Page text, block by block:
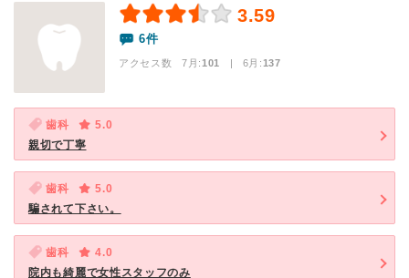
3.59
6件
アクセス数 7月:101 | 6月:137
歯科
5.0
親切で丁寧
歯科
5.0
騙されて下さい。
歯科
4.0
院内も綺麗で女性スタッフのみ